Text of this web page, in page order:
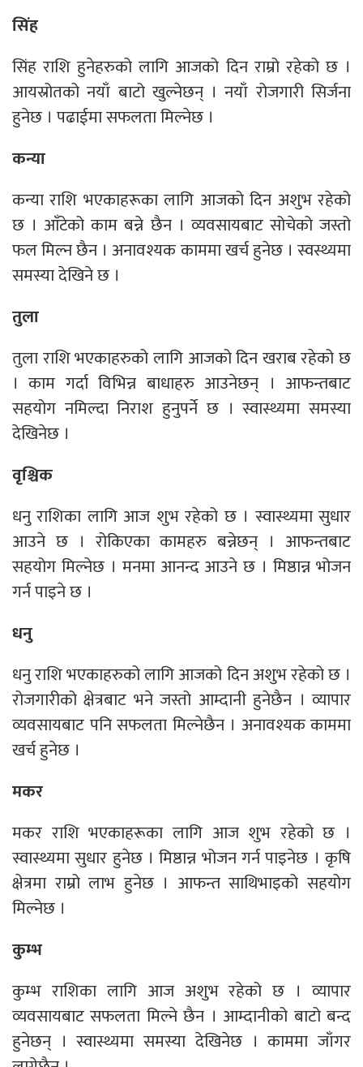
सिंह
सिंह राशि हुनेहरुको लागि आजको दिन राम्रो रहेको छ ।
आयस्रोतको नयाँ बाटो खुल्नेछन् । नयाँ रोजगारी सिर्जना
हुनेछ । पढाईमा सफलता मिल्नेछ ।
कन्या
कन्या राशि भएकाहरूका लागि आजको दिन अशुभ रहेको
छ । आँटेको काम बन्ने छैन । व्यवसायबाट सोचेको जस्तो
फल मिल्न छैन । अनावश्यक काममा खर्च हुनेछ । स्वस्थ्यमा
समस्या देखिने छ ।
तुला
तुला राशि भएकाहरुको लागि आजको दिन खराब रहेको छ
। काम गर्दा विभिन्न बाधाहरु आउनेछन् । आफन्तबाट
सहयोग नमिल्दा निराश हुनुपर्ने छ । स्वास्थ्यमा समस्या
देखिनेछ ।
वृश्चिक
धनु राशिका लागि आज शुभ रहेको छ । स्वास्थ्यमा सुधार
आउने छ । रोकिएका कामहरु बन्नेछन् । आफन्तबाट
सहयोग मिल्नेछ । मनमा आनन्द आउने छ । मिष्ठान्न भोजन
गर्न पाइने छ ।
धनु
धनु राशि भएकाहरुको लागि आजको दिन अशुभ रहेको छ ।
रोजगारीको क्षेत्रबाट भने जस्तो आम्दानी हुनेछैन । व्यापार
व्यवसायबाट पनि सफलता मिल्नेछैन । अनावश्यक काममा
खर्च हुनेछ ।
मकर
मकर राशि भएकाहरूका लागि आज शुभ रहेको छ ।
स्वास्थ्यमा सुधार हुनेछ । मिष्ठान्न भोजन गर्न पाइनेछ । कृषि
क्षेत्रमा राम्रो लाभ हुनेछ । आफन्त साथिभाइको सहयोग
मिल्नेछ ।
कुम्भ
कुम्भ राशिका लागि आज अशुभ रहेको छ । व्यापार
व्यवसायबाट सफलता मिल्ने छैन । आम्दानीको बाटो बन्द
हुनेछन् । स्वास्थ्यमा समस्या देखिनेछ । काममा जाँगर